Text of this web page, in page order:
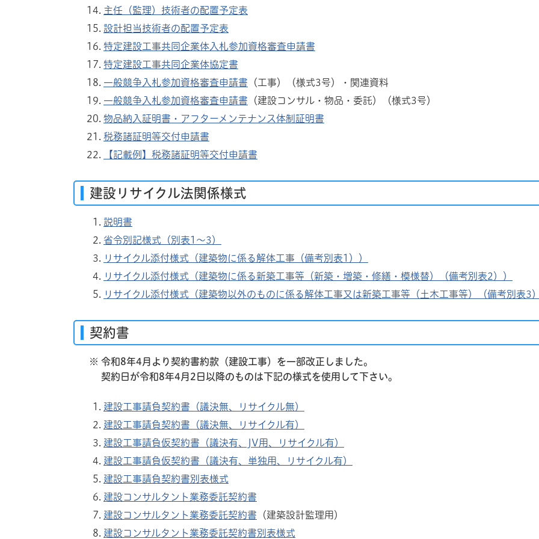
主任（監理）技術者の配置予定表
設計担当技術者の配置予定表
特定建設工事共同企業体入札参加資格審査申請書
特定建設工事共同企業体協定書
一般競争入札参加資格審査申請書 （工事）（様式3号）・関連資料
一般競争入札参加資格審査申請書 （建設コンサル・物品・委託）（様式3号）
物品納入証明書・アフターメンテナンス体制証明書
税務諸証明等交付申請書
【記載例】税務諸証明等交付申請書
建設リサイクル法関係様式
説明書
省令別記様式（別表1～3）
リサイクル添付様式（建築物に係る解体工事（備考別表1））
リサイクル添付様式（建築物に係る新築工事等（新築・増築・修繕・模様替）（備考別表2））
リサイクル添付様式（建築物以外のものに係る解体工事又は新築工事等（土木工事等）（備考別表3
契約書
※ 令和8年4月より契約書約款（建設工事）を一部改正しました。
契約日が令和8年4月2日以降のものは下記の様式を使用して下さい。
建設工事請負契約書（議決無、リサイクル無）
建設工事請負契約書（議決無、リサイクル有）
建設工事請負仮契約書（議決有、JV用、リサイクル有）
建設工事請負仮契約書（議決有、単独用、リサイクル有）
建設工事請負契約書別表様式
建設コンサルタント業務委託契約書
建設コンサルタント業務委託契約書 （建築設計監理用）
建設コンサルタント業務委託契約書別表様式